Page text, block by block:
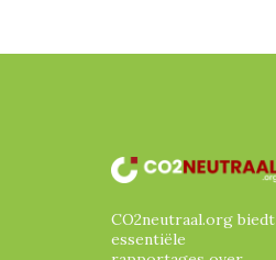
CO2neutraal.org biedt
essentiële